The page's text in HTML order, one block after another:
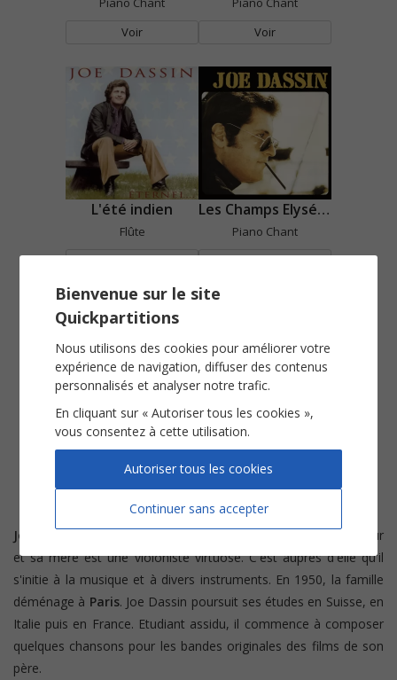
Joe Dassinest né àNew Yorken 1938. Son père est réalisateur
et sa mère est une violoniste virtuose. C'est auprès d'elle qu'il
s'initie à la musique et à divers instruments. En 1950, la famille
déménage à Paris. Joe Dassin poursuit ses études en Suisse, en
Italie puis en France. Etudiant assidu, il commence à composer
quelques chansons pour les bandes originales des films de son
père.
Voir
Voir
L'été indien
Flûte
Voir
Les Champs Elysées
Piano Chant
Voir
Salut
Voir
Bienvenue sur le site
Quickpartitions
Nous utilisons des cookies pour améliorer votre
expérience de navigation, diffuser des contenus
personnalisés et analyser notre trafic.
En cliquant sur « Autoriser tous les cookies »,
vous consentez à cette utilisation.
Continuer sans accepter
Autoriser tous les cookies